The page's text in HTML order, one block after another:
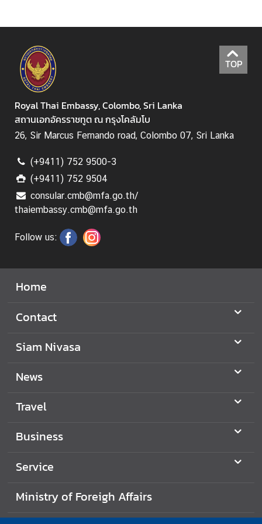
t
i
o
n
N
e
w
s
T
a
v
e
B
i
e
s
o
a
t
u
TOP
Royal Thai Embassy, Colombo, Sri Lanka
สถานเอกอัครราชทูต ณ กรุงโคลัมโบ
26, Sir Marcus Fernando road, Colombo 07, Sri Lanka
(+9411) 752 9500-3
(+9411) 752 9504
consular.cmb@mfa.go.th/
thaiembassy.cmb@mfa.go.th
Follow us:
Home
Contact
Siam Nivasa
News
Travel
Business
Service
Ministry of Foreigh Affairs